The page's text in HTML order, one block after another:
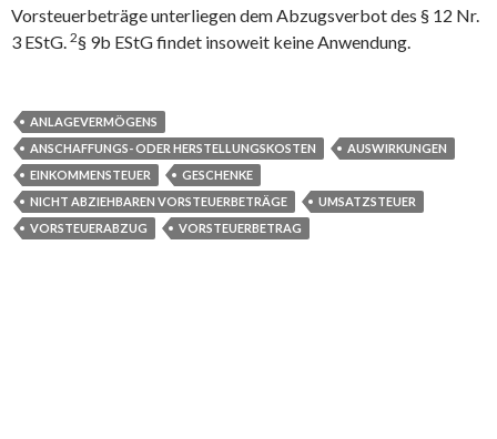
Vorsteuerbeträge unterliegen dem Abzugsverbot des § 12 Nr.
3 EStG. 2§ 9b EStG findet insoweit keine Anwendung.
ANLAGEVERMÖGENS
ANSCHAFFUNGS- ODER HERSTELLUNGSKOSTEN
AUSWIRKUNGEN
EINKOMMENSTEUER
GESCHENKE
NICHT ABZIEHBAREN VORSTEUERBETRÄGE
UMSATZSTEUER
VORSTEUERABZUG
VORSTEUERBETRAG